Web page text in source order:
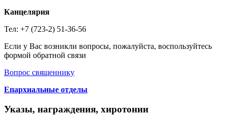
Канцелярия
Тел: +7 (723-2) 51-36-56
Если у Вас возникли вопросы, пожалуйста, воспользуйтесь
формой обратной связи
Вопрос священнику
Епархиальные отделы
Указы, награждения, хиротонии